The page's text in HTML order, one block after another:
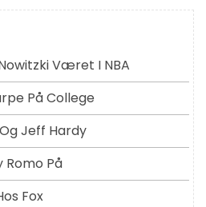
Været I NBA
På College
Jeff Hardy
Romo På
Fox